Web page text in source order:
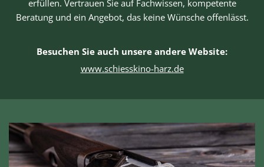
erfüllen. Vertrauen Sie auf Fachwissen, kompetente
Beratung und ein Angebot, das keine Wünsche offenlässt.
Besuchen Sie auch unsere andere Website:
www.schiesskino-harz.de